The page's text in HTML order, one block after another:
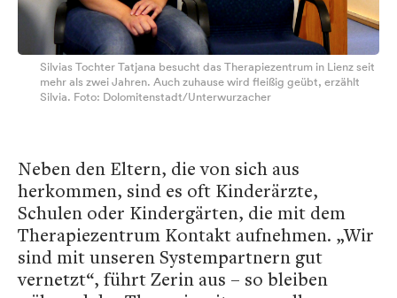
Silvias Tochter Tatjana besucht das Therapiezentrum in Lienz seit
mehr als zwei Jahren. Auch zuhause wird fleißig geübt, erzählt
Silvia. Foto: Dolomitenstadt/Unterwurzacher
Neben den Eltern, die von sich aus
herkommen, sind es oft Kinderärzte,
Schulen oder Kindergärten, die mit dem
Therapiezentrum Kontakt aufnehmen. „Wir
sind mit unseren Systempartnern gut
vernetzt“, führt Zerin aus – so bleiben